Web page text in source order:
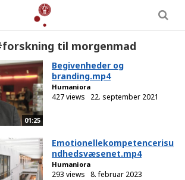
til morgenmad
01:25
Begivenheder og
branding.mp4
Humaniora
427 views 22. september 2021
Emotionellekompetencerisu
ndhedsvæsenet.mp4
Humaniora
293 views 8. februar 2023